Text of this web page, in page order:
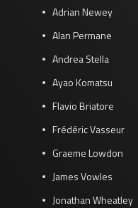
Adrian Newey
Alan Permane
Andrea Stella
Ayao Komatsu
Flavio Briatore
Frédéric Vasseur
Graeme Lowdon
James Vowles
Jonathan Wheatley